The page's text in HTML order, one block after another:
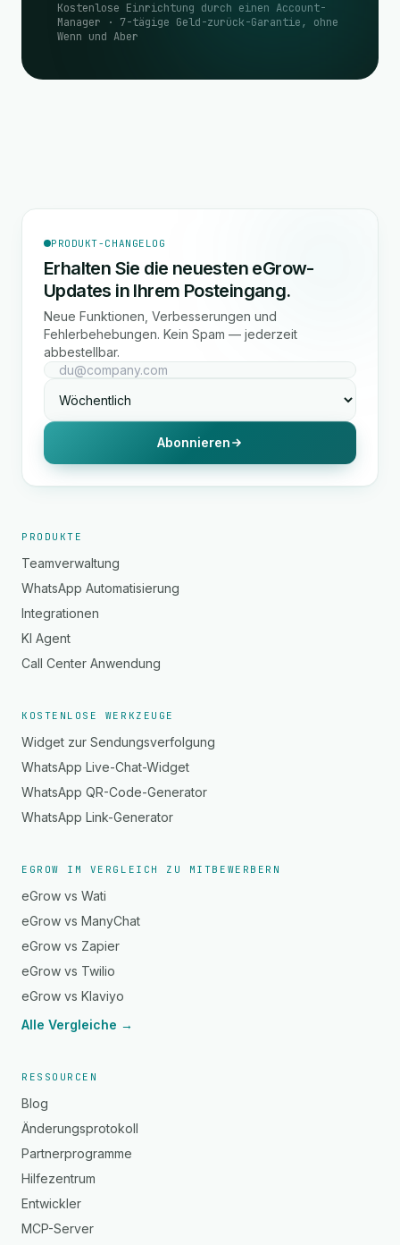
Kostenlose Einrichtung durch einen Account-
Manager · 7-tägige Geld-zurück-Garantie, ohne
Wenn und Aber
PRODUKT-CHANGELOG
Erhalten Sie die neuesten eGrow-
Updates in Ihrem Posteingang.
Neue Funktionen, Verbesserungen und
Fehlerbehebungen. Kein Spam — jederzeit
abbestellbar.
Abonnieren
PRODUKTE
Teamverwaltung
WhatsApp Automatisierung
Integrationen
KI Agent
Call Center Anwendung
KOSTENLOSE WERKZEUGE
Widget zur Sendungsverfolgung
WhatsApp Live-Chat-Widget
WhatsApp QR-Code-Generator
WhatsApp Link-Generator
EGROW IM VERGLEICH ZU MITBEWERBERN
eGrow vs Wati
eGrow vs ManyChat
eGrow vs Zapier
eGrow vs Twilio
eGrow vs Klaviyo
Alle Vergleiche →
RESSOURCEN
Blog
Änderungsprotokoll
Partnerprogramme
Hilfezentrum
Entwickler
MCP-Server